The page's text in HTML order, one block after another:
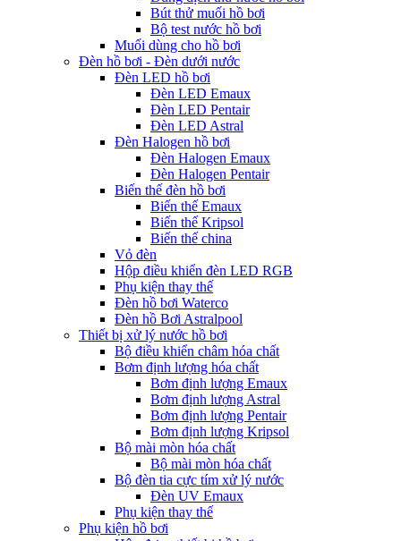
Bút thử muối hồ bơi
Bộ test nước hồ bơi
Muối dùng cho hồ bơi
Đèn hồ bơi - Đèn dưới nước
Đèn LED hồ bơi
Đèn LED Emaux
Đèn LED Pentair
Đèn LED Astral
Đèn Halogen hồ bơi
Đèn Halogen Emaux
Đèn Halogen Pentair
Biến thế đèn hồ bơi
Biến thế Emaux
Biến thế Kripsol
Biến thế china
Vỏ đèn
Hộp điều khiển đèn LED RGB
Phụ kiện thay thế
Đèn hồ bơi Waterco
Đèn hồ Bơi Astralpool
Thiết bị xử lý nước hồ bơi
Bộ điều khiển châm hóa chất
Bơm định lượng hóa chất
Bơm định lượng Emaux
Bơm định lượng Astral
Bơm định lượng Pentair
Bơm định lượng Kripsol
Bộ mài mòn hóa chất
Bộ mài mòn hóa chất
Bộ đèn tia cực tím xử lý nước
Đèn UV Emaux
Phụ kiện thay thế
Phụ kiện hồ bơi